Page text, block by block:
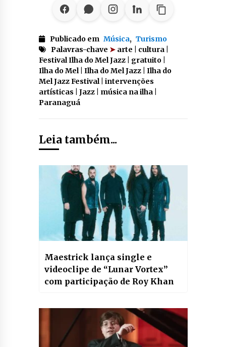
Publicado em Música, Turismo
Palavras-chave ➤arte | cultura |
Festival Ilha do Mel Jazz | gratuito |
Ilha do Mel | Ilha do Mel Jazz | Ilha do
Mel Jazz Festival | intervenções
artísticas | Jazz | música na ilha |
Paranaguá
Leia também...
Maestrick lança single e
videoclipe de “Lunar Vortex”
com participação de Roy Khan